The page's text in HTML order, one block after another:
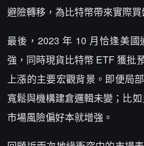
避險轉移，為比特幣帶來實際買
最後，2023 年 10 月恰逢美
強，同時現貨比特幣 ETF 獲批
上漲的主要宏觀背景。即便局
寬鬆與機構建倉邏輯未變；比
市場風險偏好本就增強。